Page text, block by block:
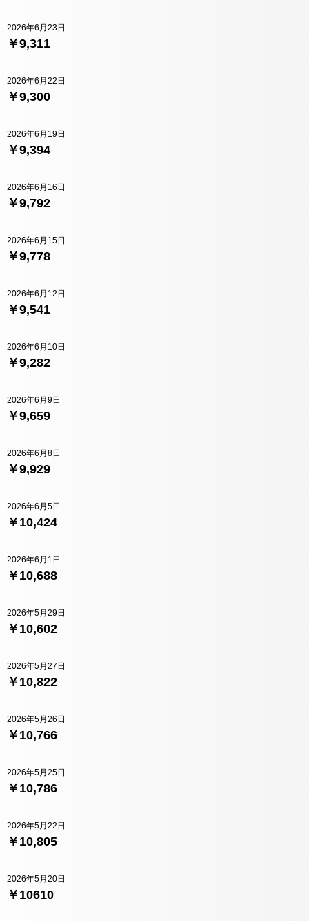
￥9,311
2026年6月23日
￥9,300
2026年6月22日
￥9,394
2026年6月19日
￥9,792
2026年6月16日
￥9,778
2026年6月15日
￥9,541
2026年6月12日
￥9,282
2026年6月10日
￥9,659
2026年6月9日
￥9,929
2026年6月8日
￥10,424
2026年6月5日
￥10,688
2026年6月1日
￥10,602
2026年5月29日
￥10,822
2026年5月27日
￥10,766
2026年5月26日
￥10,786
2026年5月25日
￥10,805
2026年5月22日
￥10610
2026年5月20日